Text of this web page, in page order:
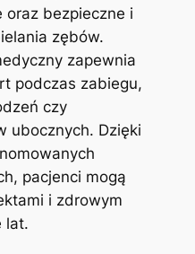
oraz bezpieczne i
zębów.
zapewnia
podczas zabiegu,
czy
ubocznych. Dzięki
pacjenci mogą
i zdrowym
lat.